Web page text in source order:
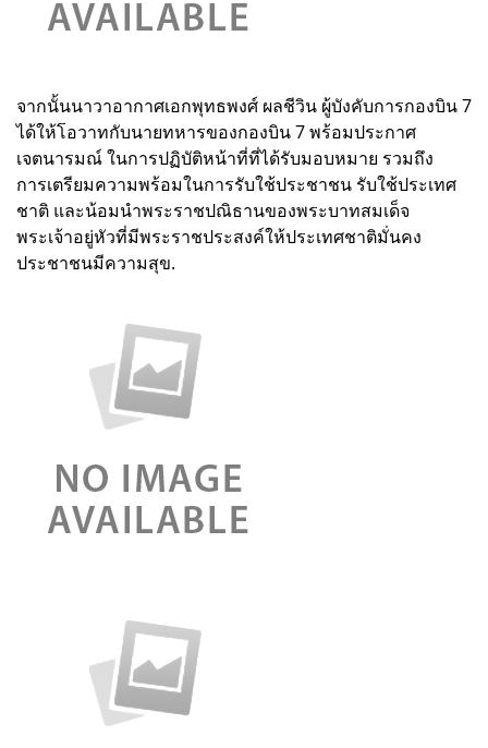
จากนั้นนาวาอากาศเอกพุทธพงศ์ ผลชีวิน ผู้บังคับการกองบิน 7
ได้ให้โอวาทกับนายทหารของกองบิน 7 พร้อมประกาศ
เจตนารมณ์ ในการปฏิบัติหน้าที่ที่ได้รับมอบหมาย รวมถึง
การเตรียมความพร้อมในการรับใช้ประชาชน รับใช้ประเทศ
ชาติ และน้อมนำพระราชปณิธานของพระบาทสมเด็จ
พระเจ้าอยู่หัวที่มีพระราชประสงค์ให้ประเทศชาติมั่นคง
ประชาชนมีความสุข.